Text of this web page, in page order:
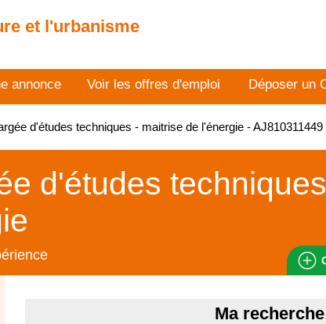
et l'urbanisme
annonce Voir les offres d'emploi Déposer un
d'études techniques - maitrise de l'énergie - AJ810311449
d'études
Ma recherche